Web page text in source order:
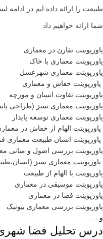
طبیعت را ارائه داده ایم در
شما ارائه خواهیم داد
پاورپوینت تقارن در معماری
پاورپوینت معماری با خاک
پاورپوینت معماری شهرعسل
پاورپوینت خفاش و معماری
پاورپوینت تفاوت انسان و مورچه
پاورپوینت معماری سبز (طراحی
پاورپوینت معماری توسعه پایدار
پاورپوینت الهام از خفاش در
پاورپوینت انسان طبیعت معماری
پاورپوینت بررسی اصول و مبانی
پاورپوینت معماری سبز
پاورپوینت با الهام از طبیعت
پاورپوینت موسیقی در معماری
پاورپوینت فضا در معماری
پاورپوینت بررسی معماری بیونیک
و …
درس تحلیل فضا